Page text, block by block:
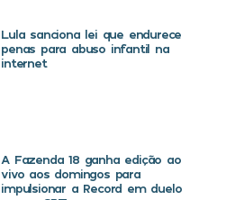
Lula sanciona lei que endurece
penas para abuso infantil na
internet
A Fazenda 18 ganha edição ao
vivo aos domingos para
impulsionar a Record em duelo